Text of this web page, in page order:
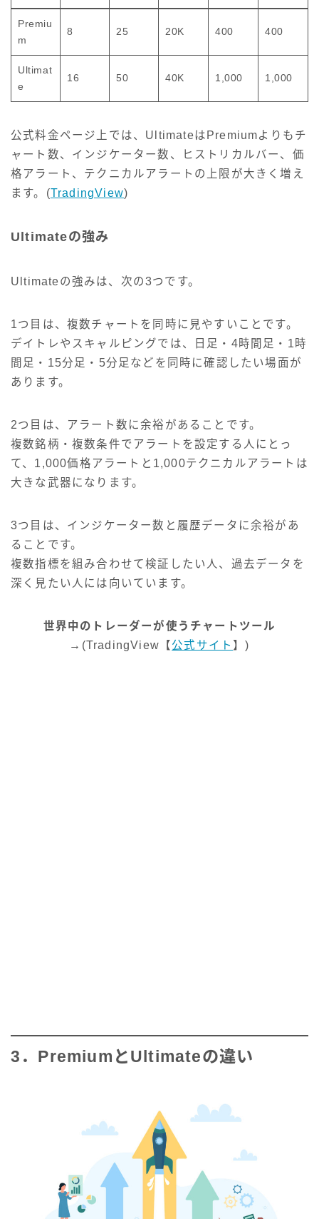
Premiu
m
8 25 20K 400 400
Ultimat
e
16 50 40K 1,000 1,000
公式料金ページ上では、UltimateはPremiumよりもチ
ャート数、インジケーター数、ヒストリカルバー、価
格アラート、テクニカルアラートの上限が大きく増え
ます。(TradingView)
Ultimateの強み
Ultimateの強みは、次の3つです。
1つ目は、複数チャートを同時に見やすいことです。
デイトレやスキャルピングでは、日足・4時間足・1時
間足・15分足・5分足などを同時に確認したい場面が
あります。
2つ目は、アラート数に余裕があることです。
複数銘柄・複数条件でアラートを設定する人にとっ
て、1,000価格アラートと1,000テクニカルアラートは
大きな武器になります。
3つ目は、インジケーター数と履歴データに余裕があ
ることです。
複数指標を組み合わせて検証したい人、過去データを
深く見たい人には向いています。
世界中のトレーダーが使うチャートツール
→ (TradingView【 公式サイト 】)
3．PremiumとUltimateの違い